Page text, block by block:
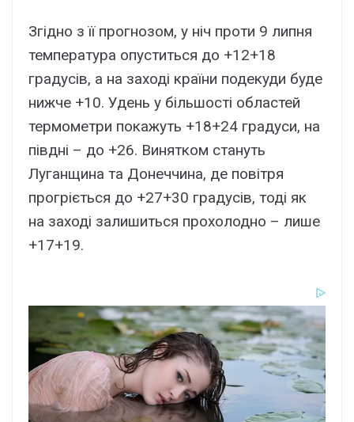
Згідно з її прогнозом, у ніч проти 9 липня
температура опуститься до +12+18
градусів, а на заході країни подекуди буде
нижче +10. Удень у більшості областей
термометри покажуть +18+24 градуси, на
півдні – до +26. Винятком стануть
Луганщина та Донеччина, де повітря
прогріється до +27+30 градусів, тоді як
на заході залишиться прохолодно – лише
+17+19.